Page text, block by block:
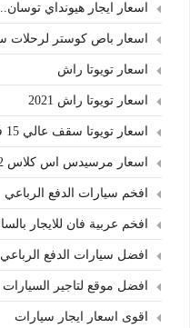
اسعار ايجار هيونداي
اسعار باص كوستر لرحلات
اسعار تويوتا راش
اسعار تويوتا راش 2021
اسعار تويوتا سقف عالي 15 فرد
اسعار مرسيدس اس كلاس 2022
افخم سيارات الدفع الرباعي
افخم عربية فان للايجار
افضل سيارات الدفع الرباعي
افضل موقع لتاجير السيارات
اقوى اسعار ايجار سيارات